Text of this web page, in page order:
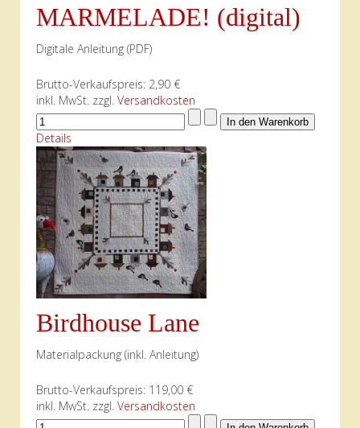
MARMELADE! (digital)
Digitale Anleitung (PDF)
Brutto-Verkaufspreis: 2,90 €
inkl. MwSt. zzgl. Versandkosten
Details
Birdhouse Lane
Materialpackung (inkl. Anleitung)
Brutto-Verkaufspreis: 119,00 €
inkl. MwSt. zzgl. Versandkosten